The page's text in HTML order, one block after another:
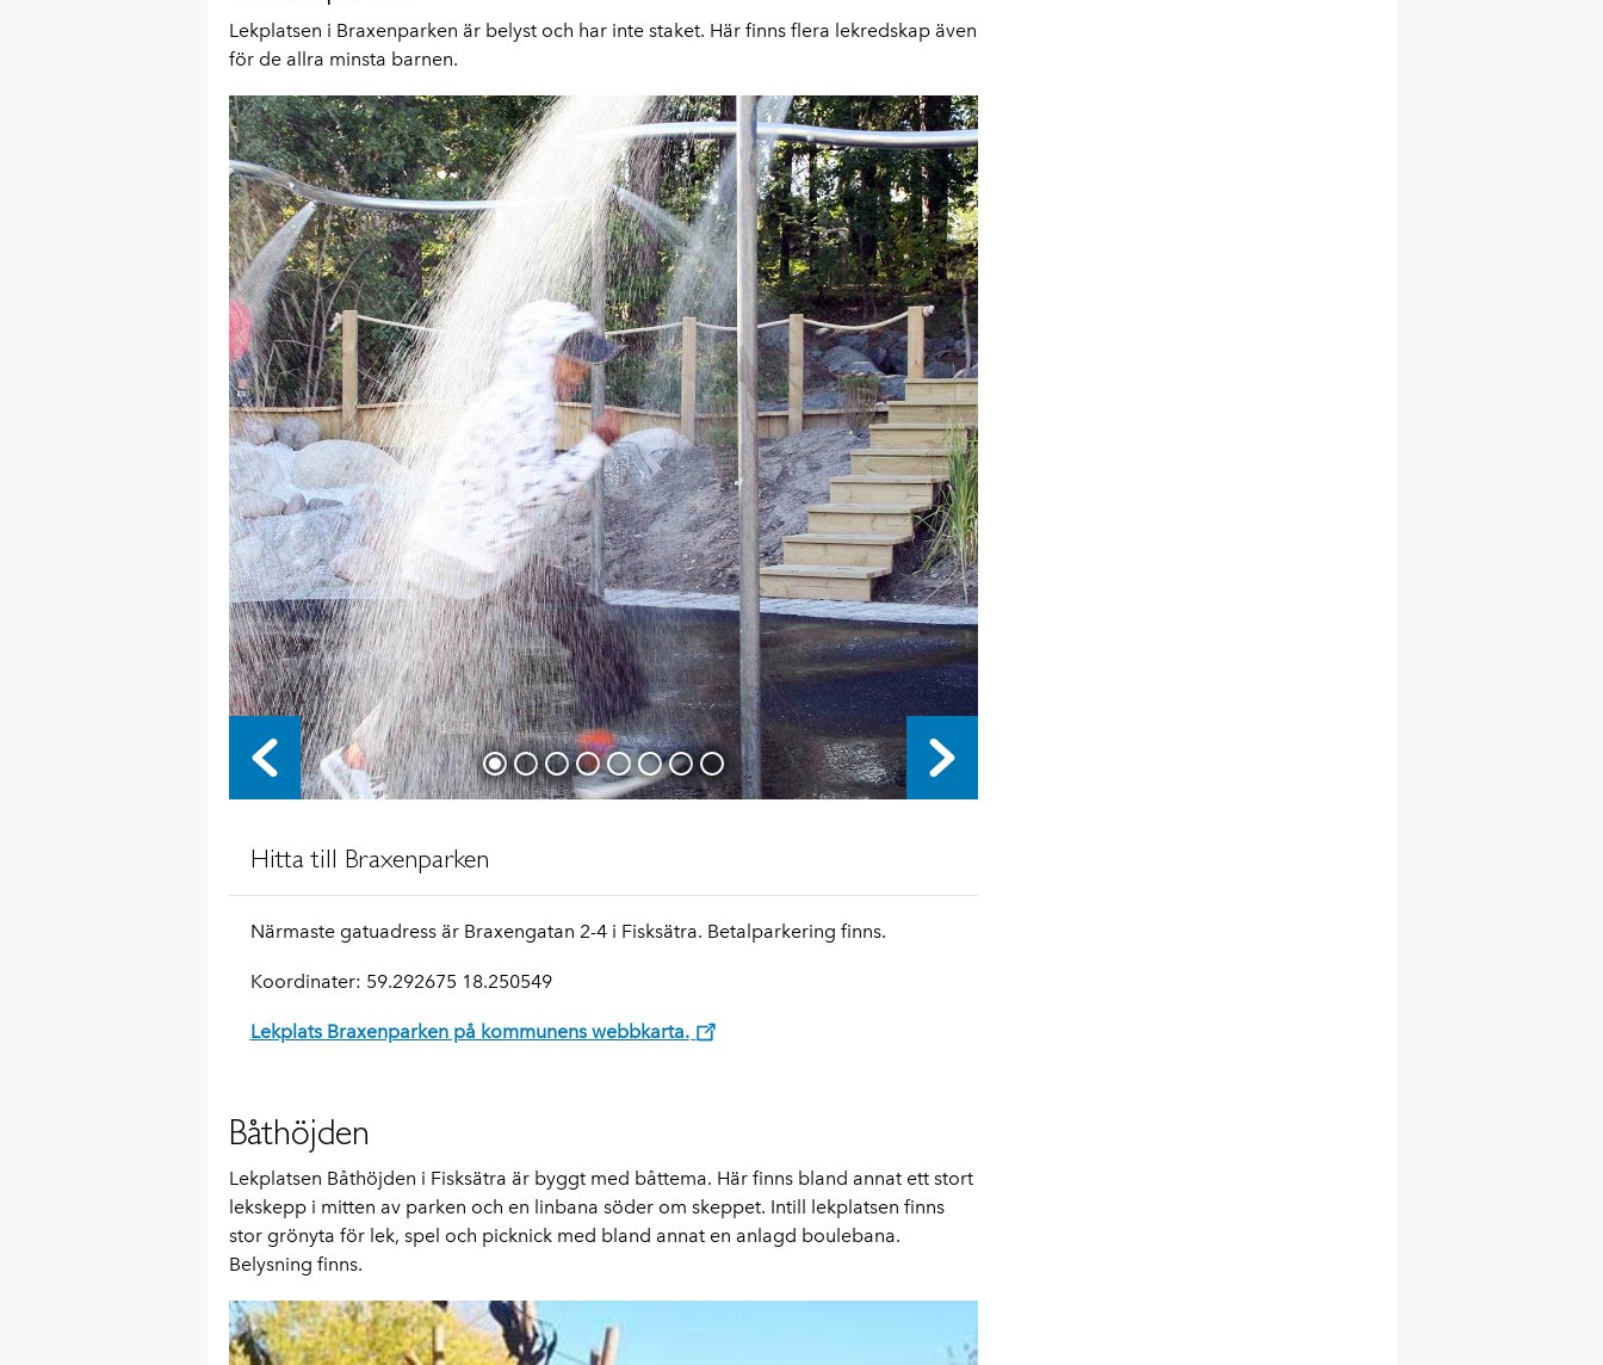
Lekplatsen i Braxenparken är belyst och har inte staket. Här finns flera lekredskap även
för de allra minsta barnen.
Hitta till Braxenparken
Närmaste gatuadress är Braxengatan 2-4 i Fisksätra. Betalparkering finns.
Koordinater: 59.292675 18.250549
Lekplats Braxenparken på kommunens webbkarta.
Båthöjden
Lekplatsen Båthöjden i Fisksätra är byggt med båttema. Här finns bland annat ett stort
lekskepp i mitten av parken och en linbana söder om skeppet. Intill lekplatsen finns
stor grönyta för lek, spel och picknick med bland annat en anlagd boulebana.
Belysning finns.